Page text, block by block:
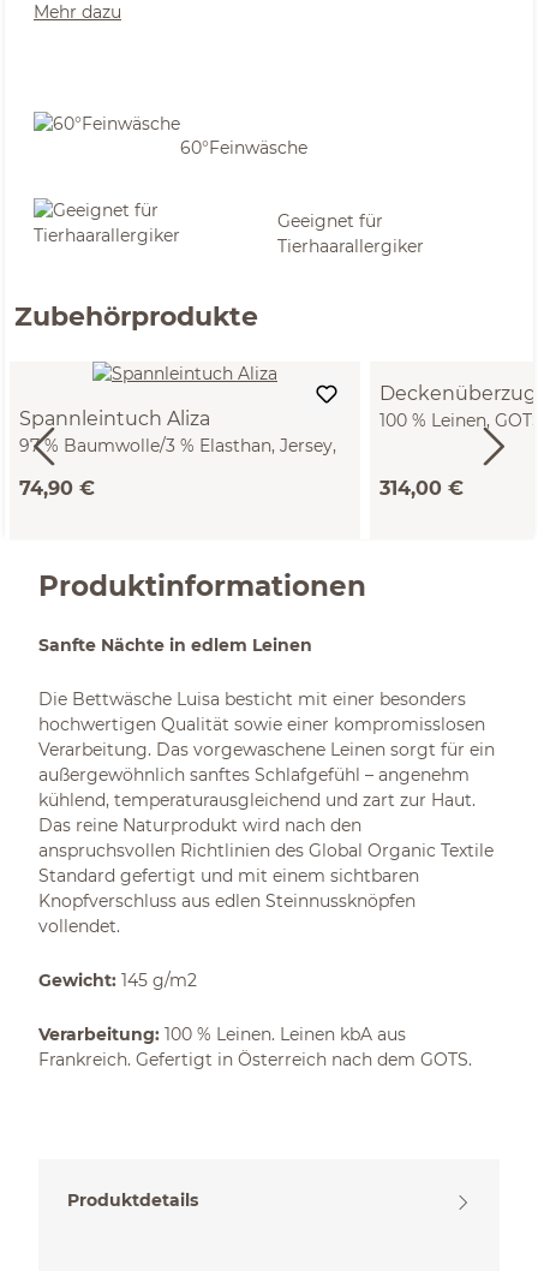
Mehr dazu
60°Feinwäsche
Geeignet für
Tierhaarallergiker
Zubehörprodukte
Spannleintuch Aliza
97 % Baumwolle/3 % Elasthan, Jersey,
GOTS, VEGAN (natur, 90/100 x 200/220
x 22/28 cm)
74,90 €
Deckenüberzug
100 % Leinen,
314,00 €
Produktinformationen
Sanfte Nächte in edlem Leinen
Die Bettwäsche Luisa besticht mit einer besonders
hochwertigen Qualität sowie einer kompromisslosen
Verarbeitung. Das vorgewaschene Leinen sorgt für ein
außergewöhnlich sanftes Schlafgefühl – angenehm
kühlend, temperaturausgleichend und zart zur Haut.
Das reine Naturprodukt wird nach den
anspruchsvollen Richtlinien des Global Organic Textile
Standard gefertigt und mit einem sichtbaren
Knopfverschluss aus edlen Steinnussknöpfen
vollendet.
Gewicht: 145 g/m2
Verarbeitung: 100 % Leinen. Leinen kbA aus
Frankreich. Gefertigt in Österreich nach dem GOTS.
Produktdetails